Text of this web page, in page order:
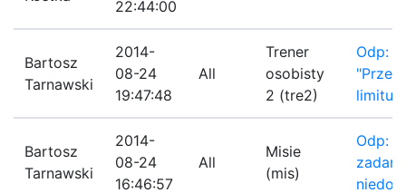
22:44:00
Bartosz
Tarnawski
2014-
08-24
19:47:48
All
Trener
osobisty
2 (tre2)
Odp:
limitu
Bartosz
Tarnawski
2014-
08-24
16:46:57
All
Misie
(mis)
Odp: